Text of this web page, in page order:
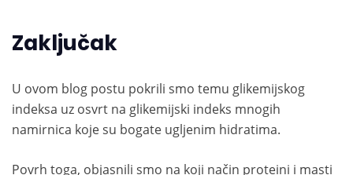
Zaključak
U ovom blog postu pokrili smo temu glikemijskog
indeksa uz osvrt na glikemijski indeks mnogih
namirnica koje su bogate ugljenim hidratima.
Povrh toga, objasnili smo na koji način proteini i masti